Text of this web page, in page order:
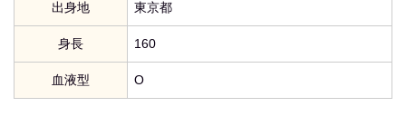
出身地 東京都
身長 160
血液型 O